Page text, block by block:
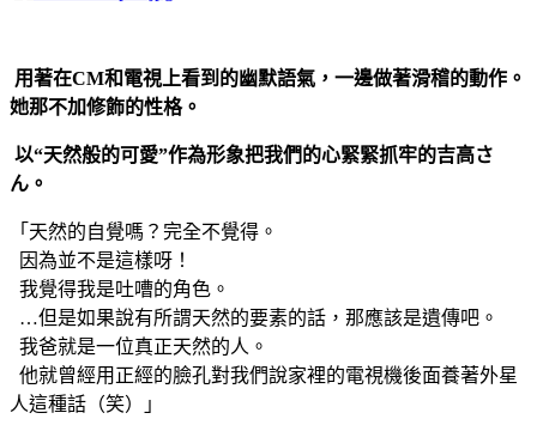
用著在CM和電視上看到的幽默語氣，一邊做著滑稽的動作。
她那不加修飾的性格。
以“天然般的可愛”作為形象把我們的心緊緊抓牢的吉高さ
ん。
「天然的自覺嗎？完全不覺得。
因為並不是這樣呀！
我覺得我是吐嘈的角色。
…但是如果說有所謂天然的要素的話，那應該是遺傳吧。
我爸就是一位真正天然的人。
他就曾經用正經的臉孔對我們說家裡的電視機後面養著外星
人這種話（笑）」